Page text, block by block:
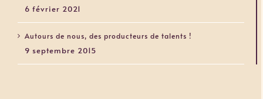
6 février 2021
Autours de nous, des producteurs de talents !
9 septembre 2015